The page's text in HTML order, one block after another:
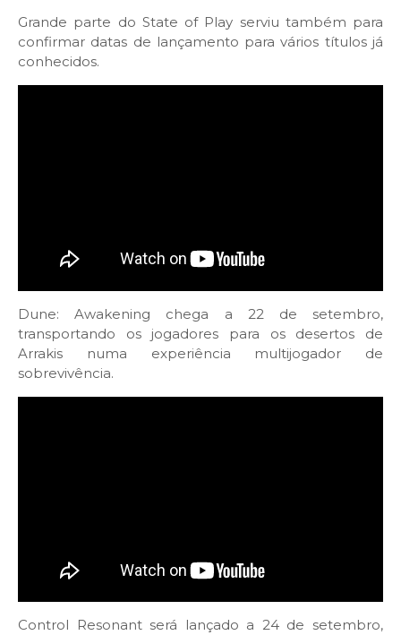
Grande parte do State of Play serviu também para
confirmar datas de lançamento para vários títulos já
conhecidos.
Dune: Awakening chega a 22 de setembro,
transportando os jogadores para os desertos de
Arrakis numa experiência multijogador de
sobrevivência.
Control Resonant será lançado a 24 de setembro,